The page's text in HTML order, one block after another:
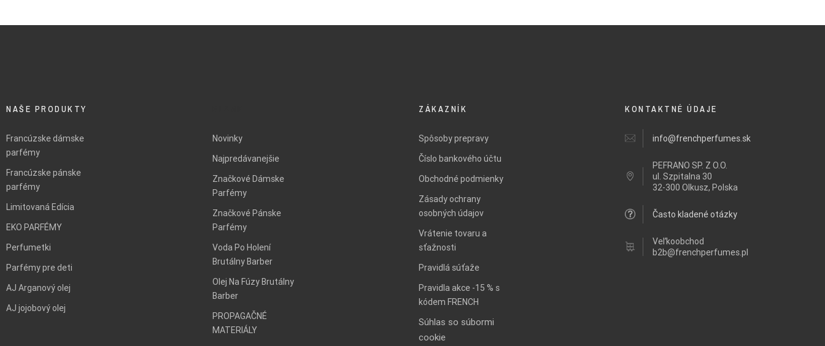
NAŠE PRODUKTY
Francúzske dámske
parfémy
Francúzske pánske
parfémy
Limitovaná Edícia
EKO PARFÉMY
Perfumetki
Parfémy pre deti
AJ Arganový olej
AJ jojobový olej
Novinky
Najpredávanejšie
Značkové Dámske
Parfémy
Značkové Pánske
Parfémy
Voda Po Holení
Brutálny Barber
Olej Na Fúzy Brutálny
Barber
PROPAGAČNÉ
MATERIÁLY
ZÁKAZNÍK
Spôsoby prepravy
Číslo bankového účtu
Obchodné podmienky
Zásady ochrany
osobných údajov
Vrátenie tovaru a
sťažnosti
Pravidlá súťaže
Pravidla akce -15 % s
kódem FRENCH
Súhlas so súbormi
cookie
KONTAKTNÉ ÚDAJE
info@frenchperfumes.sk
PEFRANO SP. Z O.O.
ul. Szpitalna 30
32-300 Olkusz, Polska
Často kladené otázky
Veľkoobchod
b2b@frenchperfumes.pl